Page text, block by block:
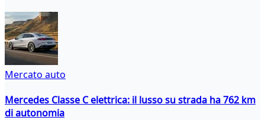
Mercato auto
Mercedes Classe C elettrica: il lusso su strada ha 762 km
di autonomia